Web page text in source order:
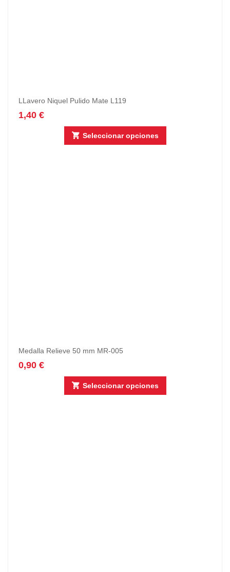
LLavero Niquel Pulido Mate L119
1,40 €
Seleccionar opciones
Medalla Relieve 50 mm MR-005
0,90 €
Seleccionar opciones